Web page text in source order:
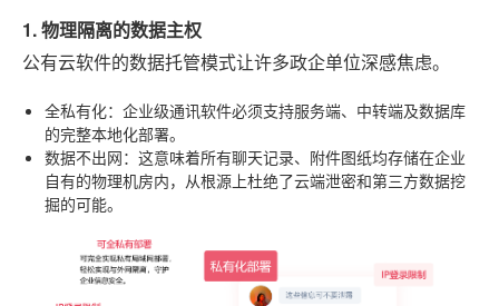
1. 物理隔离的数据主权
公有云软件的数据托管模式让许多政企单位深感焦虑。
全私有化：企业级通讯软件必须支持服务端、中转端及数据库
的完整本地化部署。
数据不出网：这意味着所有聊天记录、附件图纸均存储在企业
自有的物理机房内，从根源上杜绝了云端泄密和第三方数据挖
掘的可能。